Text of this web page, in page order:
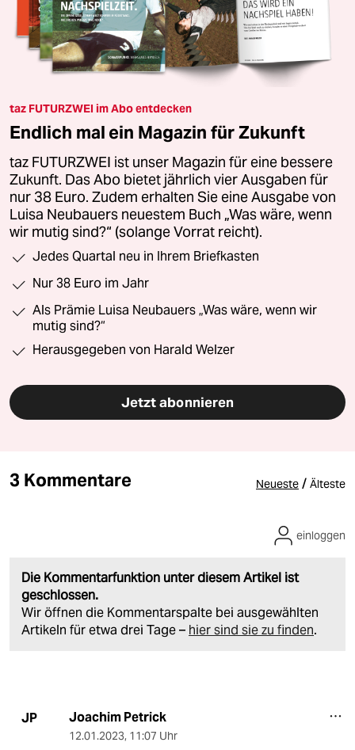
taz FUTURZWEI im Abo entdecken
Endlich mal ein Magazin für Zukunft
taz FUTURZWEI ist unser Magazin für eine bessere
Zukunft. Das Abo bietet jährlich vier Ausgaben für
nur 38 Euro. Zudem erhalten Sie eine Ausgabe von
Luisa Neubauers neuestem Buch „Was wäre, wenn
wir mutig sind?“ (solange Vorrat reicht).
Jedes Quartal neu in Ihrem Briefkasten
Nur 38 Euro im Jahr
Als Prämie Luisa Neubauers „Was wäre, wenn wir
mutig sind?“
Herausgegeben von Harald Welzer
Jetzt abonnieren
3 Kommentare Neueste / Älteste
Die Kommentarfunktion unter diesem Artikel ist
geschlossen.
Wir öffnen die Kommentarspalte bei ausgewählten
Artikeln für etwa drei Tage – hier sind sie zu finden.
einloggen
JP Joachim Petrick
12.01.2023, 11:07 Uhr